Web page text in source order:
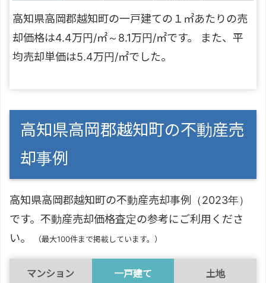
高知県高岡郡越知町の一戸建ての１㎡あたりの売
却価格は4.4万円/㎡～8.1万円/㎡です。 また、平
均売却単価は5.4万円/㎡でした。
高知県高岡郡越知町の不動産売
却事例
高知県高岡郡越知町の不動産売却事例（2023年）
です。不動産売却価格査定の参考にご利用くださ
い。
（最大100件まで掲載しています。）
マンション 一戸建て 土地